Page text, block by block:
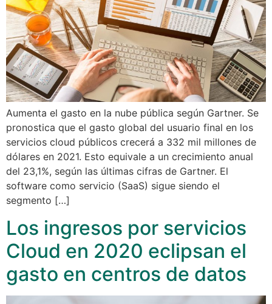
Aumenta el gasto en la nube pública según Gartner. Se
pronostica que el gasto global del usuario final en los
servicios cloud públicos crecerá a 332 mil millones de
dólares en 2021. Esto equivale a un crecimiento anual
del 23,1%, según las últimas cifras de Gartner. El
software como servicio (SaaS) sigue siendo el
segmento […]
Los ingresos por servicios
Cloud en 2020 eclipsan el
gasto en centros de datos